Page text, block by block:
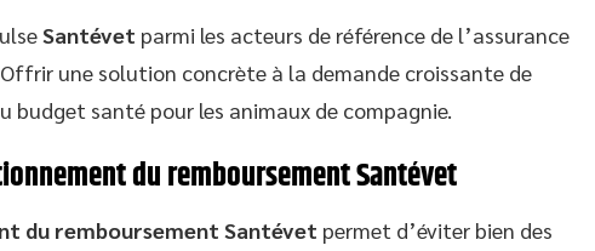
Santévet parmi les acteurs de référence de l’assurance
une solution concrète à la demande croissante de
santé pour les animaux de compagnie.
du remboursement Santévet
du remboursement Santévet permet d’éviter bien des